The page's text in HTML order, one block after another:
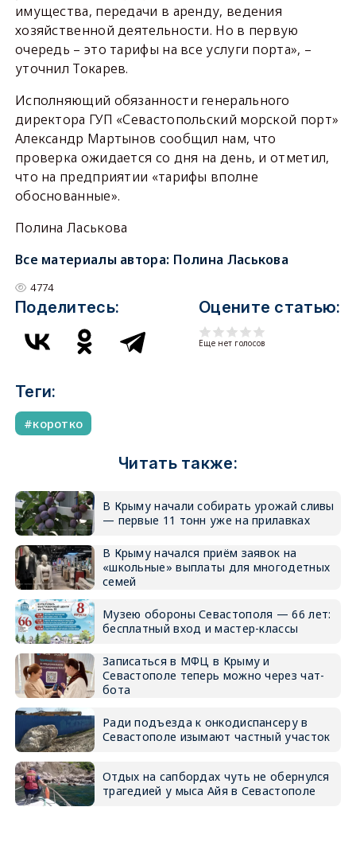
имущества, передачи в аренду, ведения
хозяйственной деятельности. Но в первую
очередь – это тарифы на все услуги порта», –
уточнил Токарев.
Исполняющий обязанности генерального
директора ГУП «Севастопольский морской порт»
Александр Мартынов сообщил нам, что
проверка ожидается со дня на день, и отметил,
что на предприятии «тарифы вполне
обоснованные».
Полина Ласькова
Все материалы автора: Полина Ласькова
4774
Поделитесь: Оцените статью:
Еще нет голосов
Теги:
коротко
Читать также:
В Крыму начали собирать урожай сливы
— первые 11 тонн уже на прилавках
В Крыму начался приём заявок на
«школьные» выплаты для многодетных
семей
Музею обороны Севастополя — 66 лет:
бесплатный вход и мастер-классы
Записаться в МФЦ в Крыму и
Севастополе теперь можно через чат-
бота
Ради подъезда к онкодиспансеру в
Севастополе изымают частный участок
Отдых на сапбордах чуть не обернулся
трагедией у мыса Айя в Севастополе